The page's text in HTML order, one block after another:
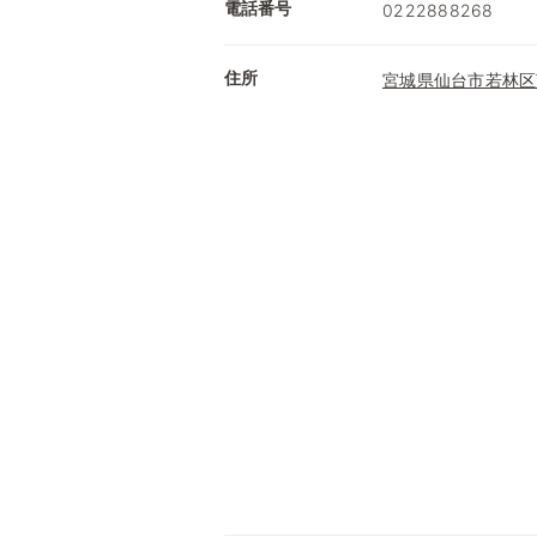
電話番号 0222888268
住所 宮城県仙台市若林